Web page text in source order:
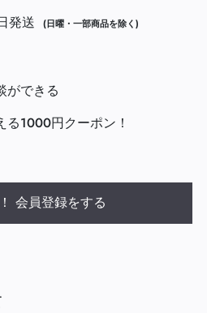
発送
(日曜・一部商品を除く)
ができる
1000円クーポン！
会員登録をする